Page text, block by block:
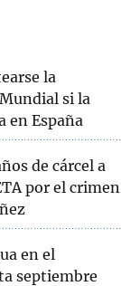
la
si la
en España
de cárcel a
por el crimen
en el
septiembre